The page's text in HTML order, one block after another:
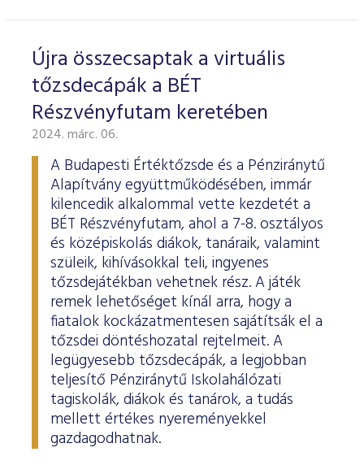
Újra összecsaptak a virtuális
tőzsdecápák a BÉT
Részvényfutam keretében
2024. márc. 06.
A Budapesti Értéktőzsde és a Pénziránytű
Alapítvány együttműködésében, immár
kilencedik alkalommal vette kezdetét a
BÉT Részvényfutam, ahol a 7-8. osztályos
és középiskolás diákok, tanáraik, valamint
szüleik, kihívásokkal teli, ingyenes
tőzsdejátékban vehetnek rész. A játék
remek lehetőséget kínál arra, hogy a
fiatalok kockázatmentesen sajátítsák el a
tőzsdei döntéshozatal rejtelmeit. A
legügyesebb tőzsdecápák, a legjobban
teljesítő Pénziránytű Iskolahálózati
tagiskolák, diákok és tanárok, a tudás
mellett értékes nyereményekkel
gazdagodhatnak.